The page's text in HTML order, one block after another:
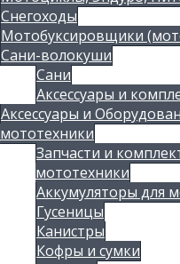
Снегоходы
Мотобуксировщики
Сани-волокуши
Сани
Аксессуары и
Аксессуары и
мототехники
Запчасти и
мототехники
Аккумуляторы для
Гусеницы
Канистры
Кофры и сумки